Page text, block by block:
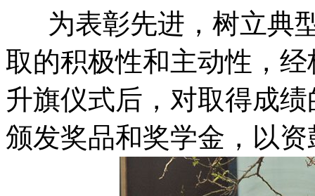
为表彰先进，树立典
取的积极性和主动性，
升旗仪式后，对取得成
颁发奖品和奖学金，以资